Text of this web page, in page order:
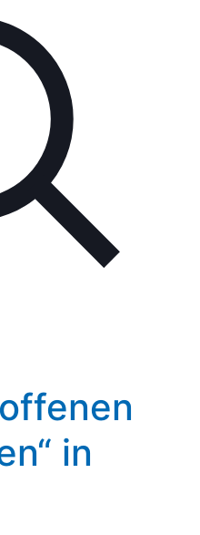
in